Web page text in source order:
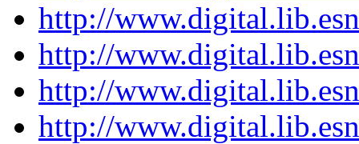
http://
http://
http://
http://